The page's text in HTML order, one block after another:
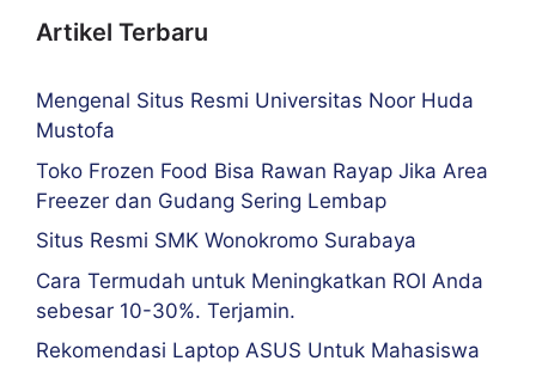
Artikel Terbaru
Mengenal Situs Resmi Universitas Noor Huda
Mustofa
Toko Frozen Food Bisa Rawan Rayap Jika Area
Freezer dan Gudang Sering Lembap
Situs Resmi SMK Wonokromo Surabaya
Cara Termudah untuk Meningkatkan ROI Anda
sebesar 10-30%. Terjamin.
Rekomendasi Laptop ASUS Untuk Mahasiswa